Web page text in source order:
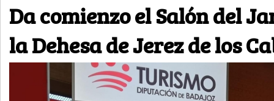
Da comienzo el Salón del
la Dehesa de Jerez de los